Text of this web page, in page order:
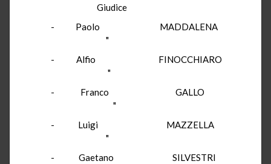
Giudice
- Paolo MADDALENA
"
- Alfio FINOCCHIARO
"
- Franco GALLO
"
- Luigi MAZZELLA
"
- Gaetano SILVESTRI